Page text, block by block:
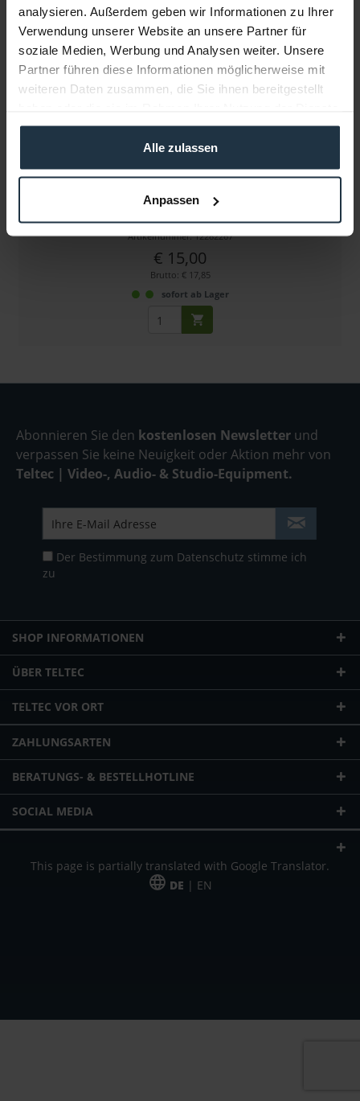
analysieren. Außerdem geben wir Informationen zu Ihrer
Verwendung unserer Website an unsere Partner für
soziale Medien, Werbung und Analysen weiter. Unsere
Partner führen diese Informationen möglicherweise mit
weiteren Daten zusammen, die Sie ihnen bereitgestellt
gesammelt haben.
Alle zulassen
Anpassen
Weitere Artikel von Film Pin Society ansehen
FPS Emaille-Pin (Timecode-Tafel)
hochwertiger Emaille-Ansteckpin
Artikelnummer: 12282267
€ 15,00
Brutto: € 17,85
sofort ab Lager
Abonnieren Sie den kostenlosen Newsletter und
verpassen Sie keine Neuigkeit oder Aktion mehr von
Teltec | Video-, Audio- & Studio-Equipment.
Der Bestimmung zum Datenschutz stimme ich
zu
SHOP INFORMATIONEN
ÜBER TELTEC
TELTEC VOR ORT
ZAHLUNGSARTEN
BERATUNGS- & BESTELLHOTLINE
SOCIAL MEDIA
This page is partially translated with Google Translator.
DE | EN